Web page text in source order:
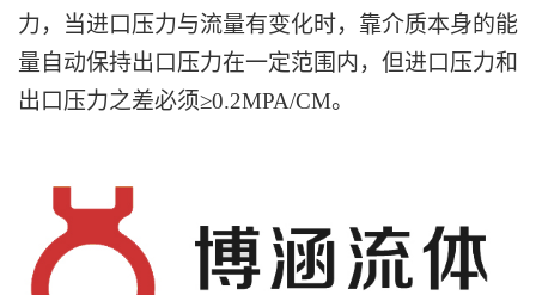
力，当进口压力与流量有变化时，靠介质本身的能
量自动保持出口压力在一定范围内，但进口压力和
出口压力之差必须≥0.2MPA/CM。